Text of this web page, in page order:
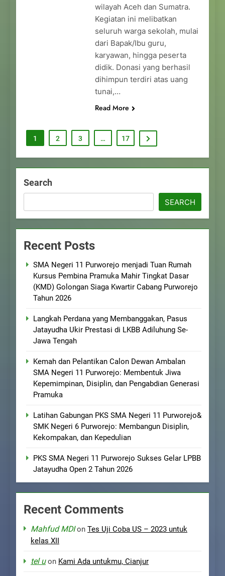
wilayah Aceh dan Sumatra.
Kegiatan ini melibatkan
seluruh warga sekolah, mulai
dari Bapak/Ibu guru,
karyawan, hingga peserta
didik. Donasi yang berhasil
dihimpun terdiri atas uang
tunai,…
Read More
1 2 3 … 17
Search
SEARCH
Recent Posts
SMA Negeri 11 Purworejo menjadi Tuan Rumah
Kursus Pembina Pramuka Mahir Tingkat Dasar
(KMD) Golongan Siaga Kwartir Cabang Purworejo
Tahun 2026
Langkah Perdana yang Membanggakan, Pasus
Jatayudha Ukir Prestasi di LKBB Adiluhung Se-
Jawa Tengah
Kemah dan Pelantikan Calon Dewan Ambalan
SMA Negeri 11 Purworejo: Membentuk Jiwa
Kepemimpinan, Disiplin, dan Pengabdian Generasi
Pramuka
Latihan Gabungan PKS SMA Negeri 11 Purworejo&
SMK Negeri 6 Purworejo: Membangun Disiplin,
Kekompakan, dan Kepedulian
PKS SMA Negeri 11 Purworejo Sukses Gelar LPBB
Jatayudha Open 2 Tahun 2026
Recent Comments
Mahfud MDIon Tes Uji Coba US – 2023 untuk
kelas XII
tel uon Kami Ada untukmu, Cianjur